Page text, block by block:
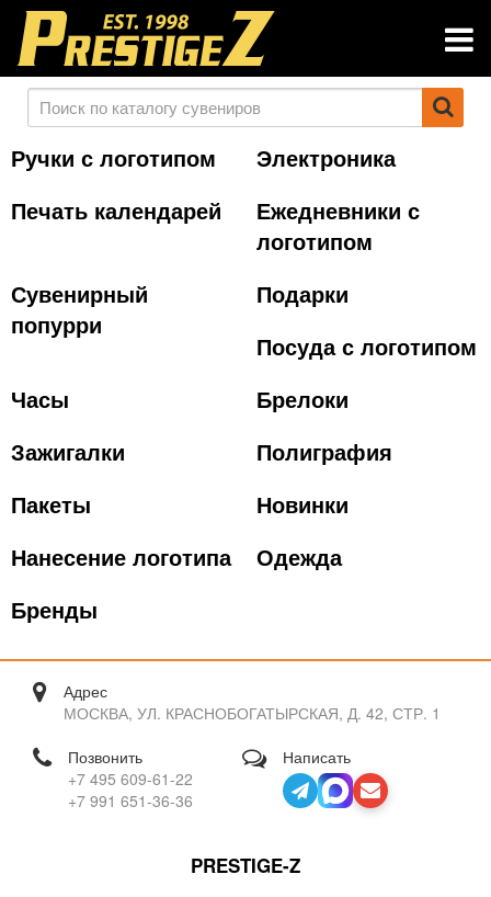
Ручки с логотипом
Электроника
Печать календарей
Ежедневники с
логотипом
Сувенирный
попурри
Подарки
Посуда с логотипом
Часы
Брелоки
Зажигалки
Полиграфия
Пакеты
Новинки
Нанесение логотипа
Одежда
Бренды
Адрес
МОСКВА, УЛ. КРАСНОБОГАТЫРСКАЯ, Д. 42, СТР. 1
Позвонить
+7 495 609-61-22
+7 991 651-36-36
Написать
PRESTIGE-Z